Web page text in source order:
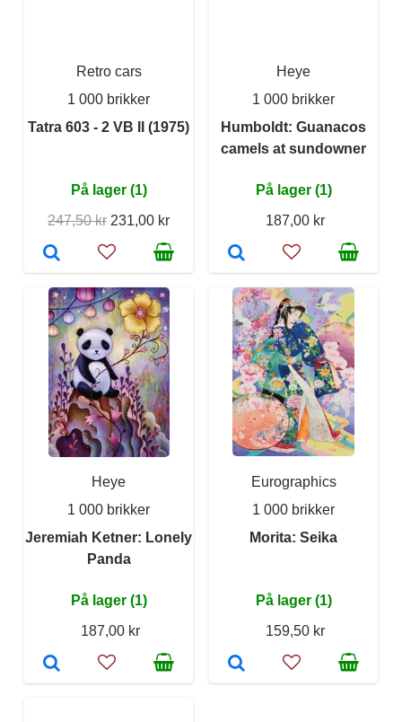
Retro cars
1 000 brikker
Tatra 603 - 2 VB II (1975)
På lager (1)
247,50 kr 231,00 kr
Heye
1 000 brikker
Humboldt: Guanacos
camels at sundowner
På lager (1)
187,00 kr
Heye
1 000 brikker
Jeremiah Ketner: Lonely
Panda
På lager (1)
187,00 kr
Eurographics
1 000 brikker
Morita: Seika
På lager (1)
159,50 kr